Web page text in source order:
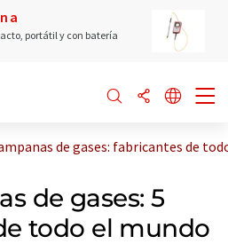
portátil y con batería
de gases: fabricantes de
de gases: 5
todo el mundo